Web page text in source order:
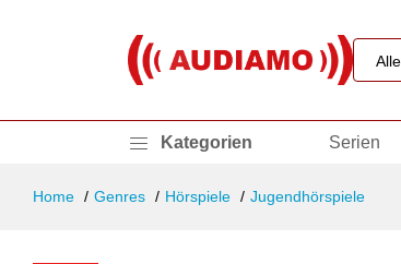
Kategorien Serien
Home Genres Hörspiele Jugendhörspiele